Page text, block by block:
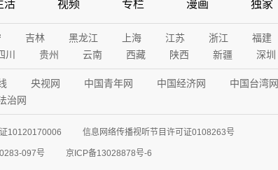
活 视频 专栏 漫画 独家
吉林 黑龙江 上海 江苏 浙江 福建
川 贵州 云南 西藏 陕西 新疆 深圳
央视网 中国青年网 中国经济网 中国台湾网
治网
10120170006 信息网络传播视听节目许可证0108263号
097号 京ICP备13028878号-6